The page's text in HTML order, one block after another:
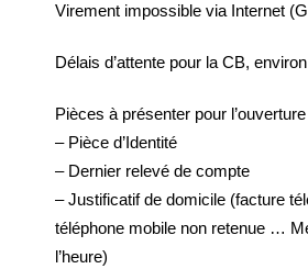
Virement impossible via Internet
Délais d’attente pour la CB,
Pièces à présenter pour
– Pièce d’Identité
– Dernier relevé de compte
– Justificatif de domicile (facture
téléphone mobile non retenue …
l’heure)